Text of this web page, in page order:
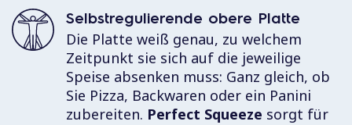
Selbstregulierende obere Platte
Die Platte weiß genau, zu welchem
Zeitpunkt sie sich auf die jeweilige
Speise absenken muss: Ganz gleich, ob
Sie Pizza, Backwaren oder ein Panini
zubereiten. Perfect Squeeze sorgt für